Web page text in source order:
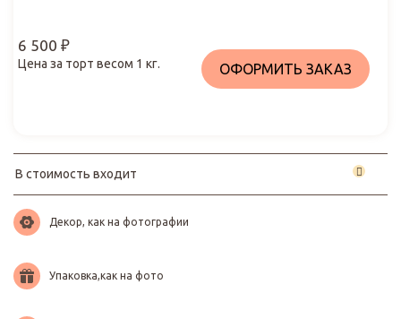
6 500 ₽
Цена за торт весом 1 кг. ОФОРМИТЬ ЗАКАЗ
В стоимость входит
Декор, как на фотографии
Упаковка,как на фото